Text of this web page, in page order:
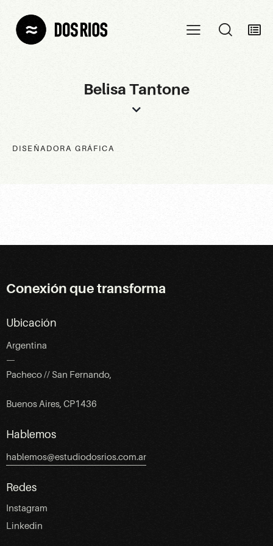
Belisa Tantone
DISEÑADORA GRÁFICA
Conexión que transforma
Ubicación
Argentina
—
Pacheco // San Fernando,
Buenos Aires, CP1436
Hablemos
hablemos@estudiodosrios.com.ar
Redes
Instagram
Linkedin